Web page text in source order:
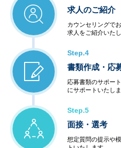
求人のご紹介
カウンセリングで
求人をご紹介いたし
Step.4
書類作成・応
応募書類のサポー
にサポートいたしま
Step.5
面接・選考
想定質問の提示や